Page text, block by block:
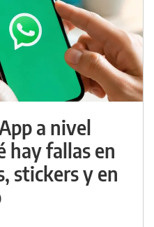
a nivel
hay fallas en
stickers y en